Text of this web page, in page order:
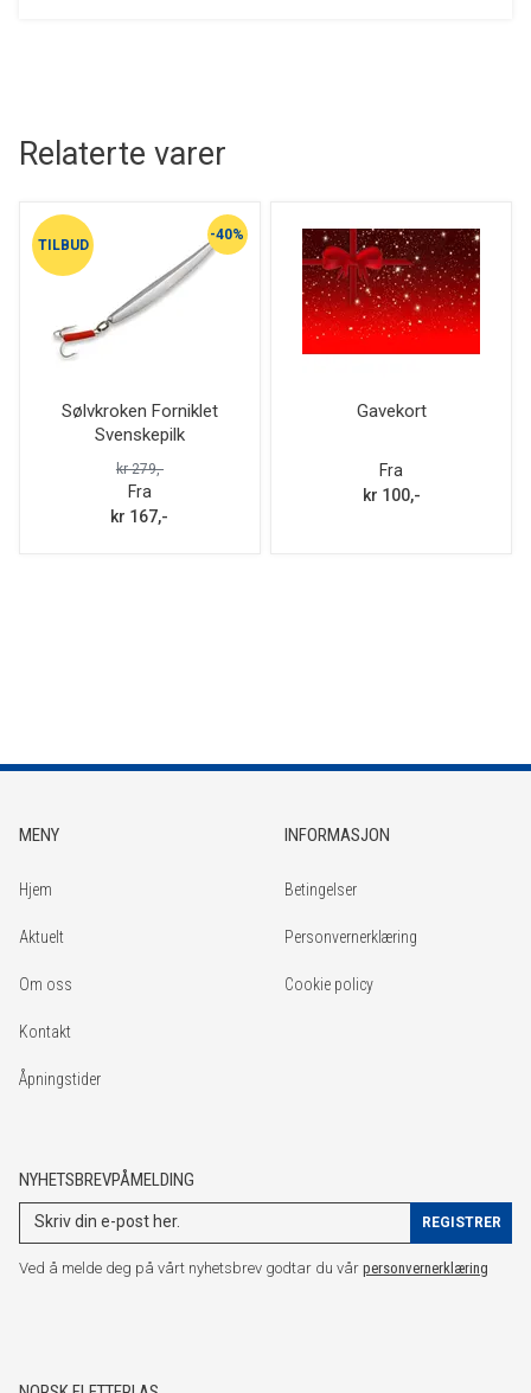
Relaterte varer
TILBUD
Sølvkroken Forniklet
Svenskepilk
-40%
kr 279,-
Fra
kr 167,-
Gavekort
Fra
kr 100,-
MENY
Hjem
Aktuelt
Om oss
Kontakt
Åpningstider
INFORMASJON
Betingelser
Personvernerklæring
Cookie policy
NYHETSBREVPÅMELDING
Ved å melde deg på vårt nyhetsbrev godtar du vår personvernerklæring